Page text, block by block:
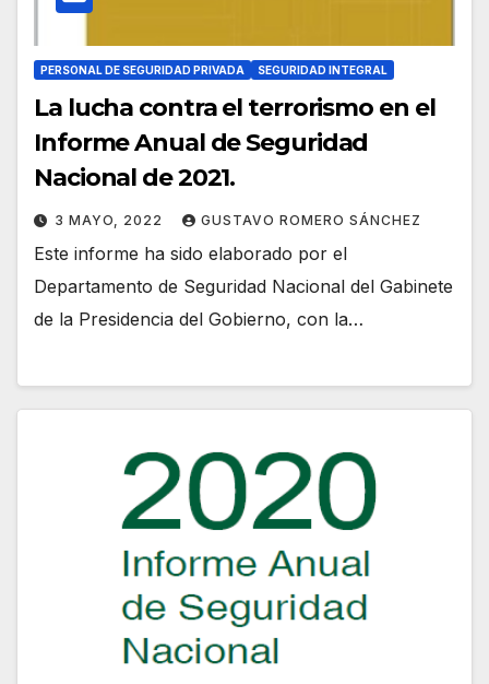
PERSONAL DE SEGURIDAD PRIVADA SEGURIDAD INTEGRAL
La lucha contra el terrorismo en el
Informe Anual de Seguridad
Nacional de 2021.
3 MAYO, 2022 GUSTAVO ROMERO SÁNCHEZ
Este informe ha sido elaborado por el
Departamento de Seguridad Nacional del Gabinete
de la Presidencia del Gobierno, con la…